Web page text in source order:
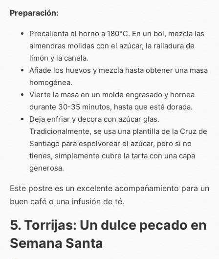
Preparación:
Precalienta el horno a 180°C. En un bol, mezcla las
almendras molidas con el azúcar, la ralladura de
limón y la canela.
Añade los huevos y mezcla hasta obtener una masa
homogénea.
Vierte la masa en un molde engrasado y hornea
durante 30-35 minutos, hasta que esté dorada.
Deja enfriar y decora con azúcar glas.
Tradicionalmente, se usa una plantilla de la Cruz de
Santiago para espolvorear el azúcar, pero si no
tienes, simplemente cubre la tarta con una capa
generosa.
Este postre es un excelente acompañamiento para un
buen café o una infusión de té.
5. Torrijas: Un dulce pecado en
Semana Santa